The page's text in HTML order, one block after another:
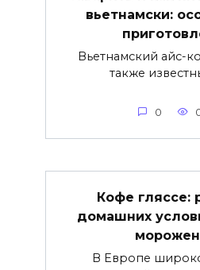
вьетнамски:
Вьетнамский айс-
также
0
Кофе гляссе:
домашних
В Европе